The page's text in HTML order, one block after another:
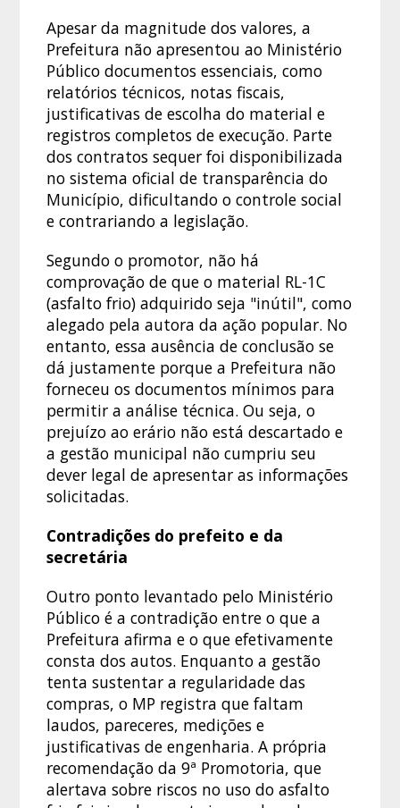
Apesar da magnitude dos valores, a
Prefeitura não apresentou ao Ministério
Público documentos essenciais, como
relatórios técnicos, notas fiscais,
justificativas de escolha do material e
registros completos de execução. Parte
dos contratos sequer foi disponibilizada
no sistema oficial de transparência do
Município, dificultando o controle social
e contrariando a legislação.
Segundo o promotor, não há
comprovação de que o material RL-1C
(asfalto frio) adquirido seja "inútil", como
alegado pela autora da ação popular. No
entanto, essa ausência de conclusão se
dá justamente porque a Prefeitura não
forneceu os documentos mínimos para
permitir a análise técnica. Ou seja, o
prejuízo ao erário não está descartado e
a gestão municipal não cumpriu seu
dever legal de apresentar as informações
solicitadas.
Contradições do prefeito e da
secretária
Outro ponto levantado pelo Ministério
Público é a contradição entre o que a
Prefeitura afirma e o que efetivamente
consta dos autos. Enquanto a gestão
tenta sustentar a regularidade das
compras, o MP registra que faltam
laudos, pareceres, medições e
justificativas de engenharia. A própria
recomendação da 9ª Promotoria, que
alertava sobre riscos no uso do asfalto